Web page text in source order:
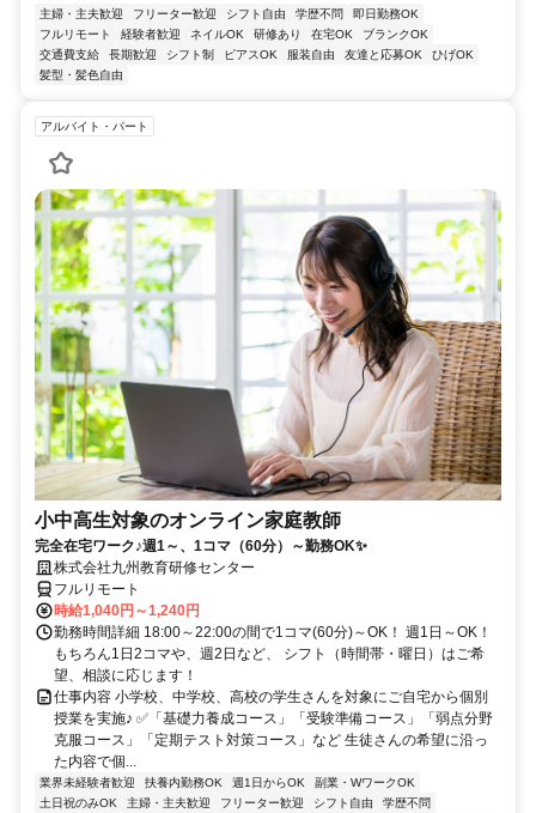
主婦・主夫歓迎 フリーター歓迎 シフト自由 学歴不問
即日勤務OK
フルリモート
経験者歓迎 ネイルOK 研修あり 在宅OK
ブランクOK
交通費支給
長期歓迎 シフト制 ピアスOK 服装自由 友達と応募OK
ひげOK
髪型・髪色自由
アルバイト・パート
小中高生対象のオンライン家庭教師
完全在宅ワーク♪週1～、1コマ（60分）～勤務OK✨
株式会社九州教育研修センター
フルリモート
時給1,040円～1,240円
勤務時間詳細 18:00～22:00の間で1コマ(60分)～OK！ 週1日～OK！
もちろん1日2コマや、週2日など、 シフト（時間帯・曜日）はご希
望、相談に応じます！
仕事内容 小学校、中学校、高校の学生さんを対象にご自宅から個別
授業を実施♪ ✅「基礎力養成コース」「受験準備コース」「弱点分野
克服コース」「定期テスト対策コース」など 生徒さんの希望に沿っ
た内容で個...
業界未経験者歓迎 扶養内勤務OK 週1日からOK
副業・WワークOK
土日祝のみOK
主婦・主夫歓迎 フリーター歓迎 シフト自由
学歴不問